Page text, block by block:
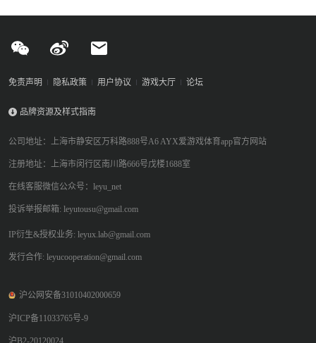
免责声明 隐私政策 用户协议 游戏大厅 论坛
品牌资源及样式指南
公司地址：上海市静安区万科路888号A6 AYX爱游戏体育app官方网站
注册地址：上海市闵行区南川路666号戊楼1688室
在线客服微信公众号：leyu_net
投诉举报邮箱: leyutousu@gmail.com
IP衍生&授权业务: leyux.lab@gmail.com
发行合作: leyucooperation@gmail.com
沪公网安备31010402000659
沪ICP备11033765号-9